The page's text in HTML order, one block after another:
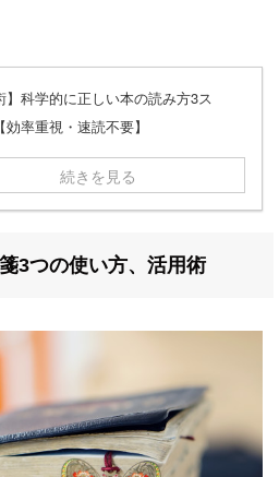
】科学的に正しい本の読み方3ス
効率重視・速読不要】
続きを見る
3つの使い方、活用術